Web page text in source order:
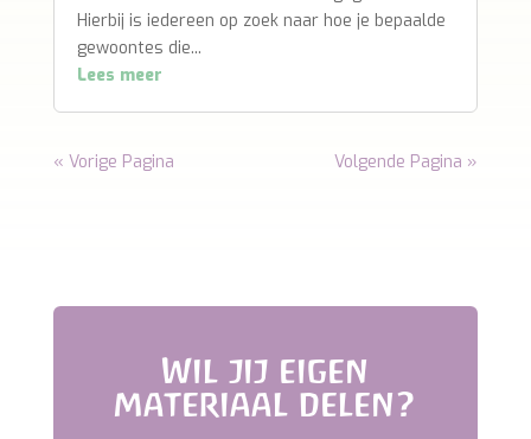
periodeonderwijs op afstand. Het
periodeonderwijs moet in deze bijzondere tijd op
een andere manier worden vormgegeven.
Lees meer